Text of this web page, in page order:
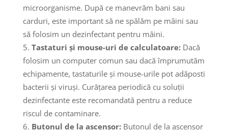
microorganisme. După ce manevrăm bani sau
carduri, este important să ne spălăm pe mâini sau
să folosim un dezinfectant pentru mâini.
Tastaturi și mouse-uri de calculatoare:Dacă
folosim un computer comun sau dacă împrumutăm
echipamente, tastaturile și mouse-urile pot adăposti
bacterii și viruși. Curățarea periodică cu soluții
dezinfectante este recomandată pentru a reduce
riscul de contaminare.
Butonul de la ascensor:Butonul de la ascensor